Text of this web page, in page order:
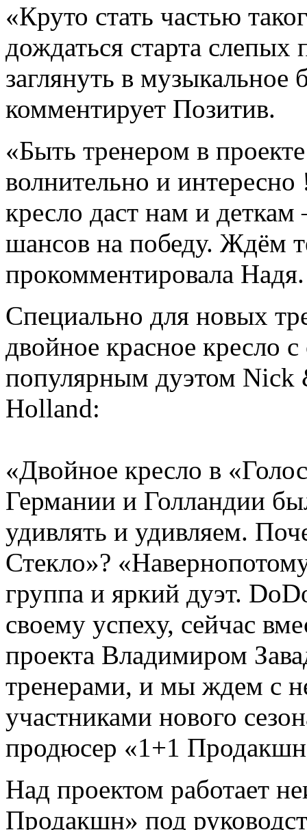
«Круто стать частью
дождаться старта
заглянуть в
комментирует Позитив.
«Быть тренером в
волнительно и
кресло даст нам и
шансов на победу. Ждём
прокомментировала Надя.
Специально для новых
двойное красное кресло
популярным дуэтом Nick
Holland:
«Двойное кресло в
Германии и Голландии
удивлять и удивляем.
Стекло»?
группа и яркий дуэт.
своему успеху, сейчас
проекта Владимиром
тренерами, и мы ждем с
участниками нового
продюсер «1+1
Над проектом работает
Продакшн» под